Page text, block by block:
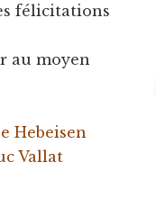
félicitations
au moyen
Hebeisen
Vallat